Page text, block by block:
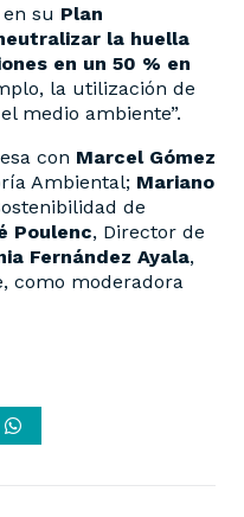
su Plan
la huella
en un 50 % en
la utilización de
medio ambiente”.
con Marcel Gómez
Ambiental; Mariano
de
Poulenc, Director de
Fernández Ayala,
como moderadora